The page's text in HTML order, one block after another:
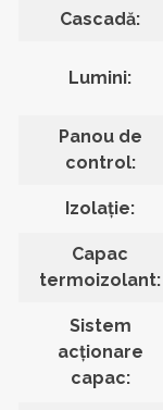
Cascadă:
Lumini:
Panou de
control:
Izolație:
Capac
termoizolant:
Sistem
acționare
capac: